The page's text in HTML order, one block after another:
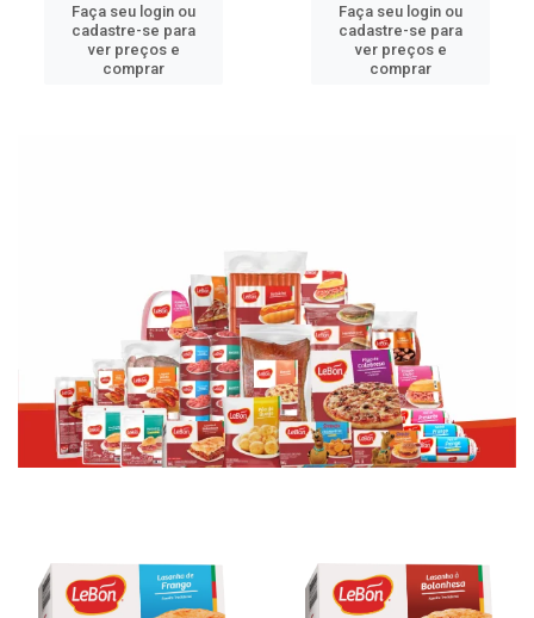
Faça seu login ou
cadastre-se para
ver preços e
comprar
Faça seu login ou
cadastre-se para
ver preços e
comprar